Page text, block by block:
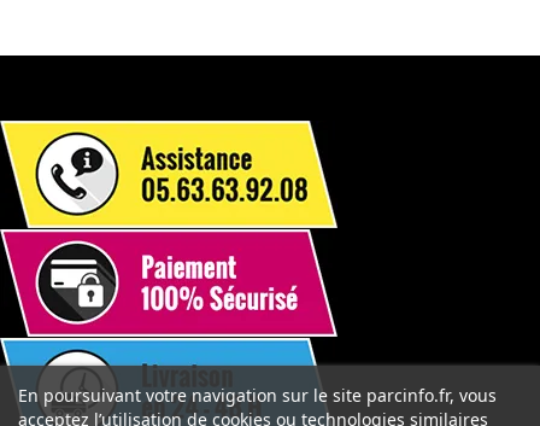
En poursuivant votre navigation sur le site parcinfo.fr, vous
acceptez l’utilisation de cookies ou technologies similaires